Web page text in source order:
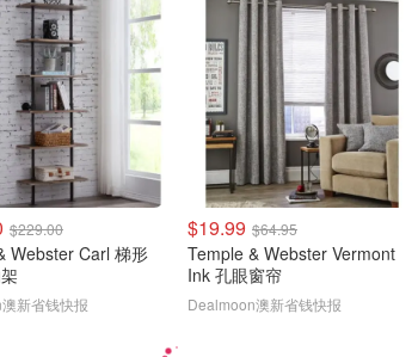
$229.00
Webster Carl 梯形
新省钱快报
$19.99 $64.95
Temple & Webster Vermont
Ink 孔眼窗帘
Dealmoon澳新省钱快报